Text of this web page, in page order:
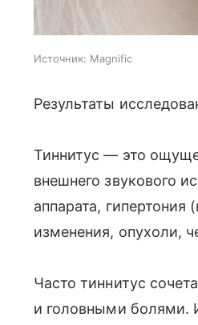
Источник: Magnific
Результаты
Тиннитус — это
внешнего звукового
аппарата,
изменения, опухоли,
Часто тиннитус
и головными болями.